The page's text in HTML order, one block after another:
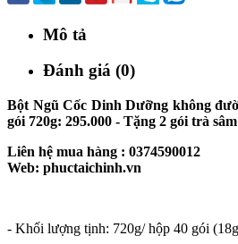
Mô tả
Đánh giá (0)
Bột Ngũ Cốc Dinh Dưỡng không
gói 720g: 295.000 - Tặng 2 gói trà
Liên hệ mua hàng : 0374590012
Web: phuctaichinh.vn
- Khối lượng tịnh: 720g/ hộp 40 gói